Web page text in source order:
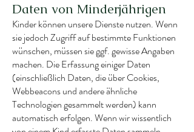
Daten von Minderjährigen
Kinder können unsere Dienste nutzen. Wenn
sie jedoch Zugriff auf bestimmte Funktionen
wünschen, müssen sie ggf. gewisse Angaben
machen. Die Erfassung einiger Daten
(einschließlich Daten, die über Cookies,
Webbeacons und andere ähnliche
Technologien gesammelt werden) kann
automatisch erfolgen. Wenn wir wissentlich